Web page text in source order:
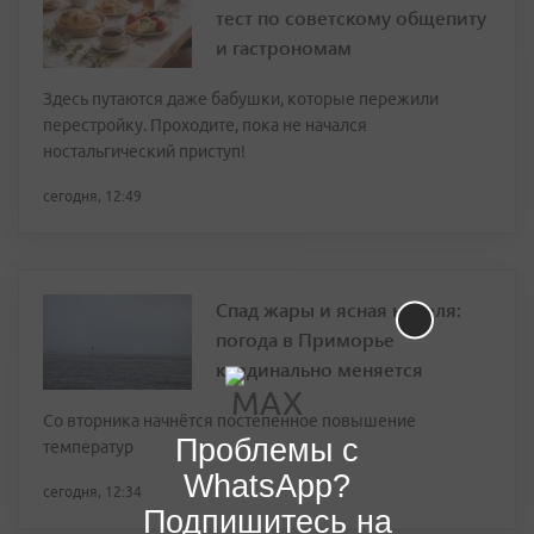
тест по советскому общепиту
и гастрономам
Здесь путаются даже бабушки, которые пережили
перестройку. Проходите, пока не начался
ностальгический приступ!
сегодня, 12:49
Спад жары и ясная неделя:
погода в Приморье
кардинально меняется
Со вторника начнётся постепенное повышение
температур
сегодня, 12:34
Проблемы с
WhatsApp?
Подпишитесь на